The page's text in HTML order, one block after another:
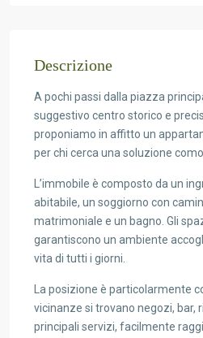
Descrizione
A pochi passi dalla piazza
suggestivo centro storico e
proponiamo in affitto un
per chi cerca una soluzione
L’immobile è composto da un
abitabile, un soggiorno con
matrimoniale e un bagno. Gli
garantiscono un ambiente
vita di tutti i giorni.
La posizione è particolarmente
vicinanze si trovano negozi, bar,
principali servizi, facilmente